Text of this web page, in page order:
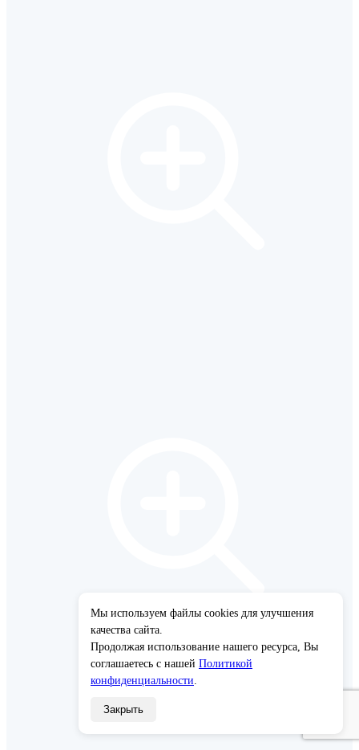
Мы используем файлы cookies для улучшения
качества сайта.
Продолжая использование нашего ресурса, Вы
соглашаетесь с нашей Политикой
конфиденциальности.
Закрыть